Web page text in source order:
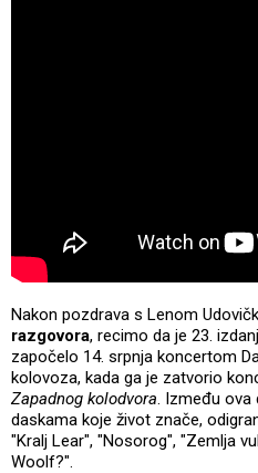
Nakon pozdrava s Lenom
razgovora, recimo da je 23.
započelo 14. srpnja koncertom
kolovoza, kada ga je zatvorio
Zapadnog kolodvora. Između ova
daskama koje život znače,
"Kralj Lear", "Nosorog", "Zemlja
Woolf?".